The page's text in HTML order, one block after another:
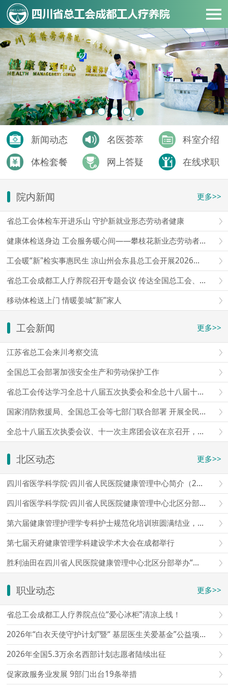
新闻动态 名医荟萃
科室介绍
体检套餐
网上答疑 在线求职
院内新闻 更多>>
省总工会体检车开进乐山 守护新就业形态劳动者健康
健康体检送身边 工会服务暖心间——攀枝花新业态劳动者免费移动体检暖心上线
工会暖“新"检实事惠民生 凉山州会东县总工会开展2026年新就业形态劳动者移动体检
省总工会成都工人疗养院召开专题会议 传达全国总工会、省总工会会议精神 研究部署贯彻落实意见
移动体检送上门 情暖姜城“新”家人
工会新闻 更多>>
江苏省总工会来川考察交流
全国总工会部署加强安全生产和劳动保护工作
省总工会传达学习全总十八届五次执委会和全总十八届十一次主席团会议精神
国家消防救援局、全国总工会等七部门联合部署 开展全民消防安全素质提升行动
全总十八届五次执委会议、十一次主席团会议在京召开，王东明主持会议并讲话
北区动态 更多>>
四川省医学科学院·四川省人民医院健康管理中心简介（2026）
四川省医学科学院·四川省人民医院健康管理中心北区分部简介
第六届健康管理护理学专科护士规范化培训班圆满结业，第七届报名通道开启
第七届天府健康管理学科建设学术大会在成都举行
胜利油田在四川省人民医院健康管理中心北区分部举办“爱心护航老石油”健康查体座谈会
职业动态 更多>>
省总工会成都工人疗养院点位“爱心冰柜”清凉上线！
2026年“白衣天使守护计划”暨“ 基层医生关爱基金”公益项目启动仪式在京举行
2026年全国5.3万余名西部计划志愿者陆续出征
促家政服务业发展 9部门出台19条举措